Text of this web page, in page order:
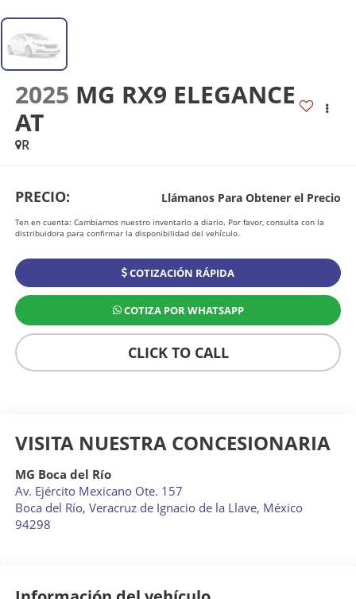
2025 MG RX9 ELEGANCE
AT
R
PRECIO: Llámanos Para Obtener el Precio
Ten en cuenta: Cambiamos nuestro inventario a diario. Por favor, consulta con la
distribuidora para confirmar la disponibilidad del vehículo.
COTIZACIÓN RÁPIDA
COTIZA POR WHATSAPP
CLICK TO CALL
VISITA NUESTRA CONCESIONARIA
MG Boca del Río
Av. Ejército Mexicano Ote. 157
Boca del Río, Veracruz de Ignacio de la Llave, México
94298